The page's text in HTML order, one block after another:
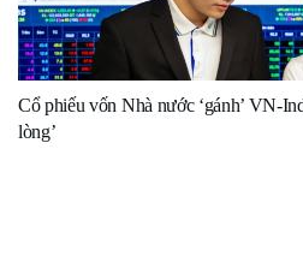
Cổ phiếu vốn Nhà nước ‘gánh’ VN-
lòng’